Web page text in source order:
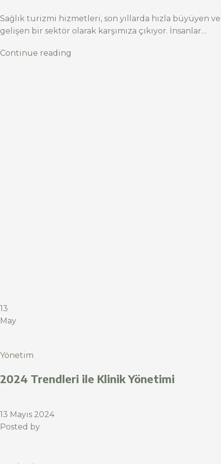
Sağlık turizmi hizmetleri, son yıllarda hızla büyüyen ve
gelişen bir sektör olarak karşımıza çıkıyor. İnsanlar…
Continue reading
13
May
Yönetim
2024 Trendleri ile Klinik Yönetimi
13 Mayıs 2024
Posted by